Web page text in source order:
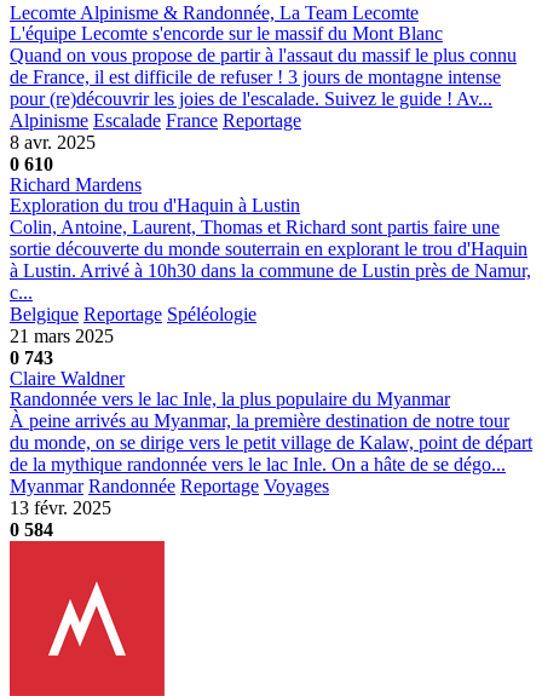
Lecomte Alpinisme & Randonnée, La Team Lecomte
L'équipe Lecomte s'encorde sur le massif du Mont Blanc
Quand on vous propose de partir à l'assaut du massif le plus connu
de France, il est difficile de refuser ! 3 jours de montagne intense
pour (re)découvrir les joies de l'escalade. Suivez le guide ! Av...
Alpinisme Escalade France Reportage
8 avr. 2025
0 610
Richard Mardens
Exploration du trou d'Haquin à Lustin
Colin, Antoine, Laurent, Thomas et Richard sont partis faire une
sortie découverte du monde souterrain en explorant le trou d'Haquin
à Lustin. Arrivé à 10h30 dans la commune de Lustin près de Namur,
c...
Belgique Reportage Spéléologie
21 mars 2025
0 743
Claire Waldner
Randonnée vers le lac Inle, la plus populaire du Myanmar
À peine arrivés au Myanmar, la première destination de notre tour
du monde, on se dirige vers le petit village de Kalaw, point de départ
de la mythique randonnée vers le lac Inle. On a hâte de se dégo...
Myanmar Randonnée Reportage Voyages
13 févr. 2025
0 584